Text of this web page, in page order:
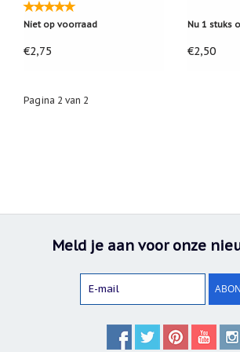
Niet op voorraad
€2,75
Nu 1 stuks
€2,50
Pagina 2 van 2
Meld je aan voor onze